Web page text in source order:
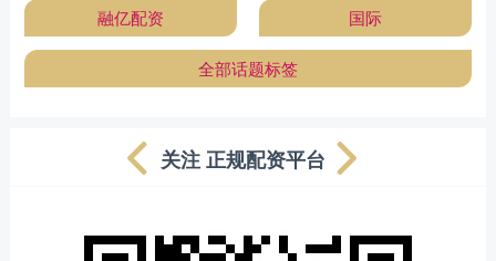
融亿配资 国际
全部话题标签
关注 正规配资平台